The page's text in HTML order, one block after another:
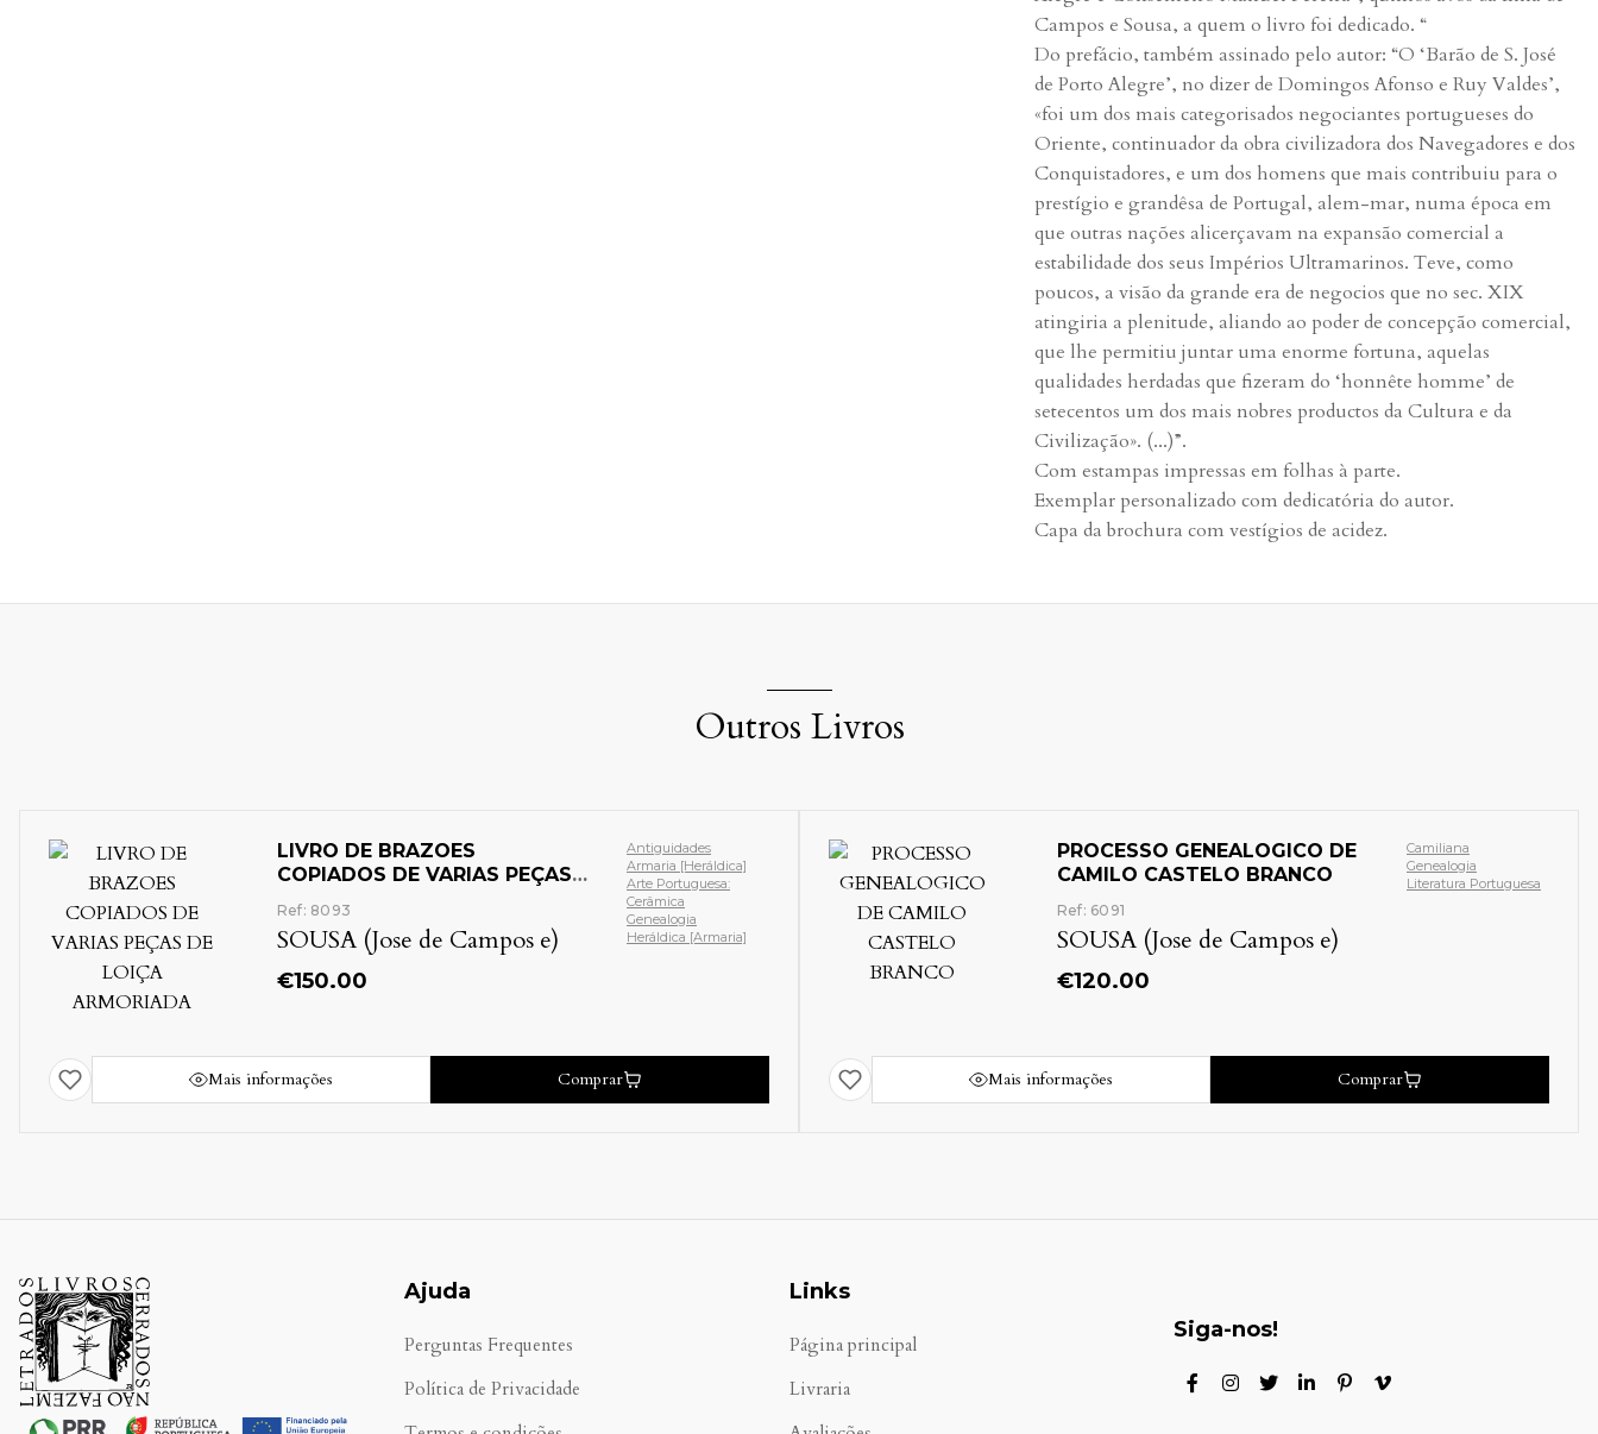
Campos e Sousa, a quem o livro foi dedicado. “
Do prefácio, também assinado pelo autor: “O ‘Barão de S. José
de Porto Alegre’, no dizer de Domingos Afonso e Ruy Valdes’,
«foi um dos mais categorisados negociantes portugueses do
Oriente, continuador da obra civilizadora dos Navegadores e dos
Conquistadores, e um dos homens que mais contribuiu para o
prestígio e grandêsa de Portugal, alem-mar, numa época em
que outras nações alicerçavam na expansão comercial a
estabilidade dos seus Impérios Ultramarinos. Teve, como
poucos, a visão da grande era de negocios que no sec. XIX
atingiria a plenitude, aliando ao poder de concepção comercial,
que lhe permitiu juntar uma enorme fortuna, aquelas
qualidades herdadas que fizeram do ‘honnête homme’ de
setecentos um dos mais nobres productos da Cultura e da
Civilização». (...)”.
Com estampas impressas em folhas à parte.
Exemplar personalizado com dedicatória do autor.
Capa da brochura com vestígios de acidez.
Outros Livros
LIVRO DE BRAZOES
COPIADOS DE VARIAS PEÇAS
DE LOIÇA ARMORIADA
Ref: 8093
SOUSA (Jose de Campos e)
€150.00
Antiguidades
Armaria [Heráldica]
Arte Portuguesa:
Cerâmica
Genealogia
Heráldica [Armaria]
Mais informações Comprar
PROCESSO GENEALOGICO DE
CAMILO CASTELO BRANCO
Ref: 6091
SOUSA (Jose de Campos e)
€120.00
Camiliana
Genealogia
Literatura Portuguesa
Mais informações Comprar
Ajuda
Perguntas Frequentes
Política de Privacidade
Links
Página principal
Livraria
Siga-nos!